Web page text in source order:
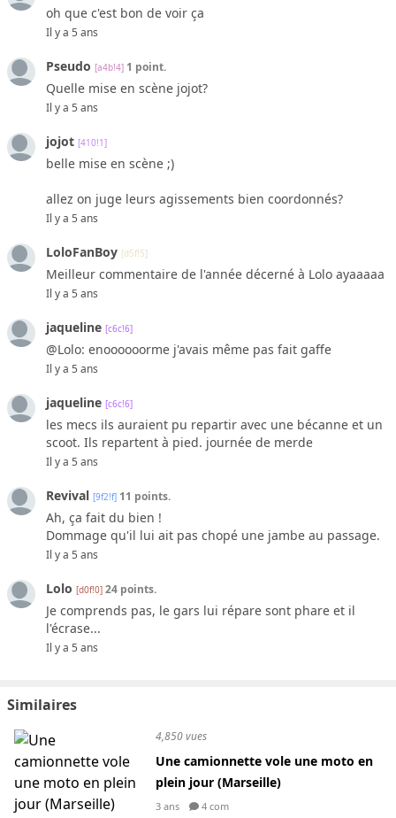
oh que c'est bon de voir ça
Il y a 5 ans
Pseudo [a4b!4] 1 point.
Quelle mise en scène jojot?
Il y a 5 ans
jojot [410!1]
belle mise en scène ;)
allez on juge leurs agissements bien coordonnés?
Il y a 5 ans
LoloFanBoy [d5f!5]
Meilleur commentaire de l'année décerné à Lolo ayaaaaa
Il y a 5 ans
jaqueline [c6c!6]
@Lolo: enoooooorme j'avais même pas fait gaffe
Il y a 5 ans
jaqueline [c6c!6]
les mecs ils auraient pu repartir avec une bécanne et un
scoot. Ils repartent à pied. journée de merde
Il y a 5 ans
Revival [9f2!f] 11 points.
Ah, ça fait du bien !
Dommage qu'il lui ait pas chopé une jambe au passage.
Il y a 5 ans
Lolo [d0f!0] 24 points.
Je comprends pas, le gars lui répare sont phare et il
l'écrase...
Il y a 5 ans
Similaires
4,850 vues
Une camionnette vole une moto en
plein jour (Marseille)
3 ans 4 com